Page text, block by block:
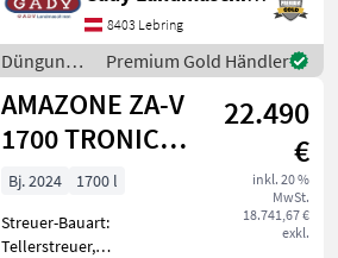
Auf Lager! AMATRON 3 VOLL
FUNKTIONSFÄHIG Für ein
persönliches
Beratungsgespräc
8403 Lebring
Düngung
und
Beregnung
/ Amazone
Premium Gold Händler
AMAZONE ZA-V
1700 TRONIC
DÜNGERSTREUER
22.490
€
inkl. 20 %
MwSt.
18.741,67 €
exkl.
Bj. 2024
1700 l
Streuer-Bauart:
Tellerstreuer,